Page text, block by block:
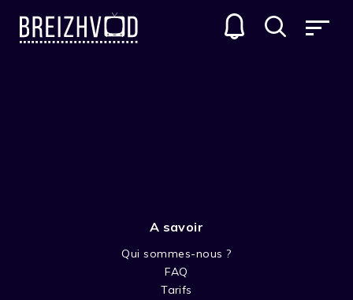
A savoir
Qui sommes-nous ?
FAQ
Tarifs